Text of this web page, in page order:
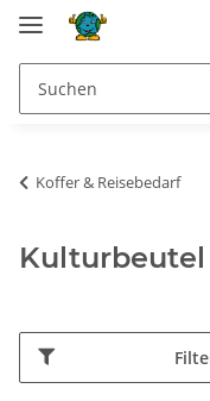
Koffer & Reisebedarf
Kulturbeutel